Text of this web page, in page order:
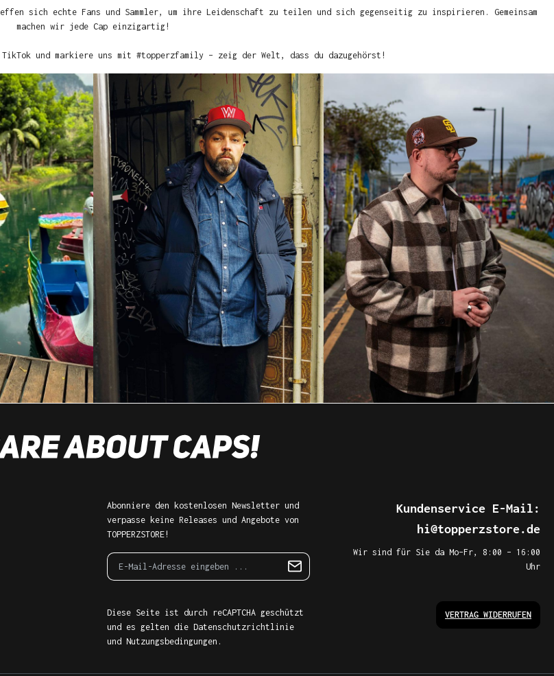
sich echte Fans und Sammler, um ihre Leidenschaft zu teilen und sich gegenseitig zu inspirieren. Gemeinsam
machen wir jede Cap einzigartig!
TikTok und markiere uns mit #topperzfamily – zeig der Welt, dass du dazugehörst!
Abonniere den kostenlosen Newsletter und
verpasse keine Releases und Angebote von
TOPPERZSTORE!
Diese Seite ist durch reCAPTCHA geschützt
und es gelten die Datenschutzrichtlinie
und Nutzungsbedingungen .
Kundenservice E-Mail:
hi@topperzstore.de
Wir sind für Sie da Mo–Fr, 8:00 – 16:00
Uhr
VERTRAG WIDERRUFEN